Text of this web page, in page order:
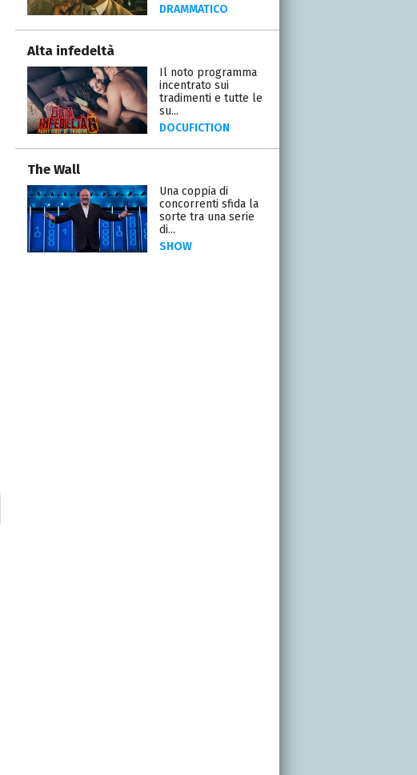
DRAMMATICO
Alta infedeltà
Il noto programma
incentrato sui
tradimenti e tutte le
su...
DOCUFICTION
The Wall
Una coppia di
concorrenti sfida la
sorte tra una serie
di...
SHOW